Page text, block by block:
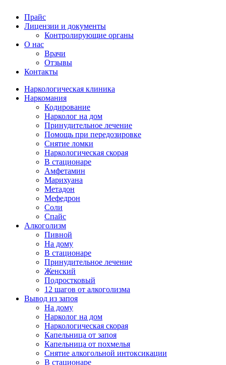
Прайс
Лицензии и документы
Контролирующие органы
О нас
Врачи
Отзывы
Контакты
Наркологическая клиника
Наркомания
Кодирование
Нарколог на дом
Принудительное лечение
Помощь при передозировке
Снятие ломки
Наркологическая скорая
В стационаре
Амфетамин
Марихуана
Метадон
Мефедрон
Соли
Спайс
Алкоголизм
Пивной
На дому
В стационаре
Принудительное лечение
Женский
Подростковый
12 шагов от алкоголизма
Вывод из запоя
На дому
Нарколог на дом
Наркологическая скорая
Капельница от запоя
Капельница от похмелья
Снятие алкогольной интоксикации
В стационаре